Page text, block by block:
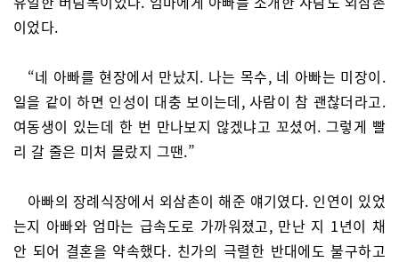
이었다.
“네 아빠를 현장에서 만났지. 나는 목수, 네 아빠는 미장이.
일을 같이 하면 인성이 대충 보이는데, 사람이 참 괜찮더라고.
여동생이 있는데 한 번 만나보지 않겠냐고 꼬셨어. 그렇게 빨
리 갈 줄은 미처 몰랐지 그땐.”
아빠의 장례식장에서 외삼촌이 해준 얘기였다. 인연이 있었
는지 아빠와 엄마는 급속도로 가까워졌고, 만난 지 1년이 채
안 되어 결혼을 약속했다. 친가의 극렬한 반대에도 불구하고